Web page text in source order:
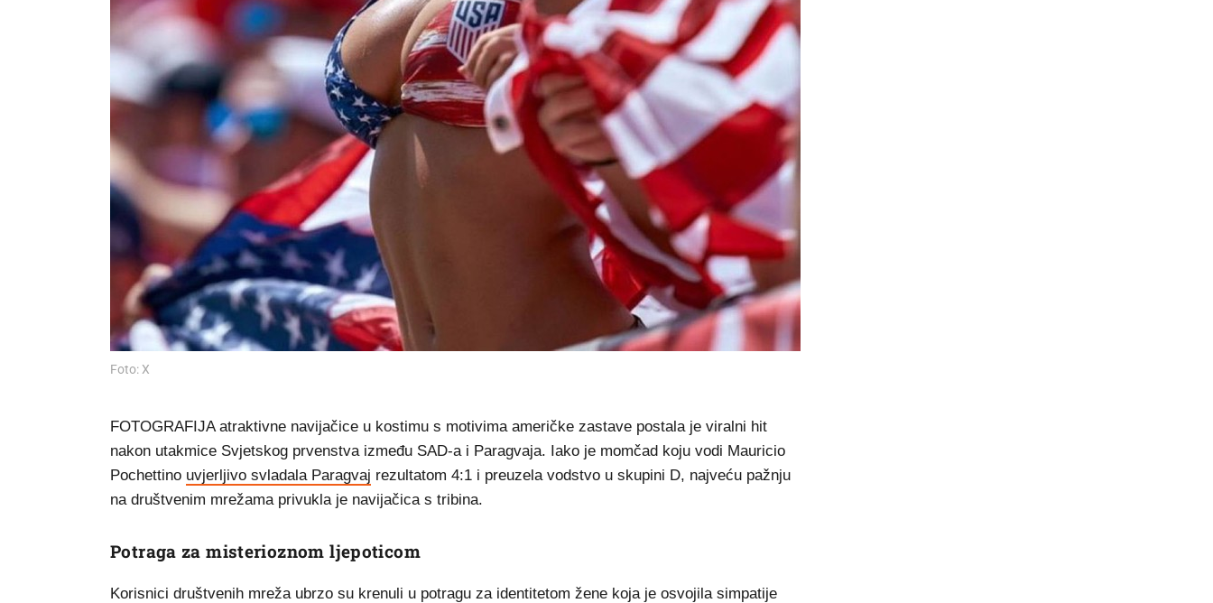
Foto: X
FOTOGRAFIJA atraktivne navijačice u kostimu s motivima američke zastave postala je viralni hit
nakon utakmice Svjetskog prvenstva između SAD-a i Paragvaja. Iako je momčad koju vodi Mauricio
Pochettino uvjerljivo svladala Paragvaj rezultatom 4:1 i preuzela vodstvo u skupini D, najveću pažnju
na društvenim mrežama privukla je navijačica s tribina.
Potraga za misterioznom ljepoticom
Korisnici društvenih mreža ubrzo su krenuli u potragu za identitetom žene koja je osvojila simpatije